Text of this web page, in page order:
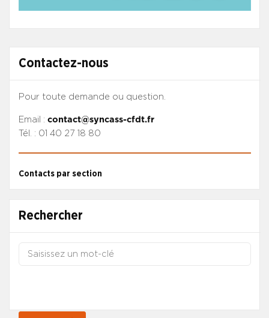
Contactez-nous
Pour toute demande ou question.
Email : contact@syncass-cfdt.fr
Tél. : 01 40 27 18 80
Contacts par section
Rechercher